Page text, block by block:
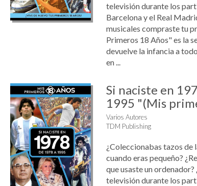
televisión durante los
Barcelona y el Real
musicales compraste tu
Primeros 18 Años" es la
devuelve la infancia a
en ...
Si naciste en
1995 "(Mis
Varios Autores
TDM Publishing
¿Coleccionabas tazos de
cuando eras pequeño?
que usaste un
televisión durante los